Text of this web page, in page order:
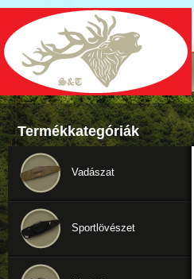
Termékkategóriák
Vadászat
Sportlövészet